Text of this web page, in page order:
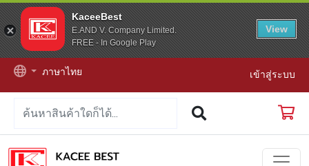
KaceeBest
E.AND V. Company Limited.
FREE - In Google Play
View
ภาษาไทย เข้าสู่ระบบ